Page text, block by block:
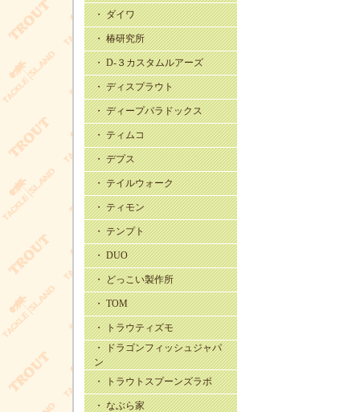
・ ダイワ
・ 椿研究所
・ D-３カスタムルアーズ
・ ディスプラウト
・ ディープパラドックス
・ ティムコ
・ デプス
・ テイルウォーク
・ ティモン
・ テンプト
・ DUO
・ どっこい製作所
・ TOM
・ トラウティズモ
・ ドラゴンフィッシュジャパ
ン
・ トラウトスプーンズラボ
・ なぶら家